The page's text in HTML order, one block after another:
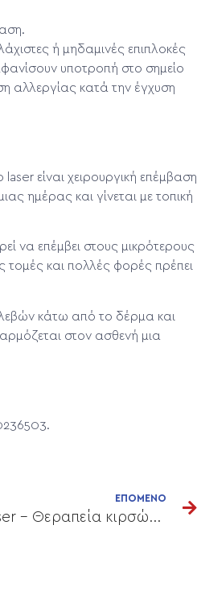
ή μηδαμινές επιπλοκές
υποτροπή στο σημείο
αλλεργίας κατά την έγχυση
είναι χειρουργική επέμβαση
ημέρας και γίνεται με τοπική
να επέμβει στους μικρότερους
τομές και πολλές φορές πρέπει
κάτω από το δέρμα και
στον ασθενή μια
ΕΠΟΜΕΝΟ
Ενδοαυλικό laser – Θεραπεία κιρσών με laser